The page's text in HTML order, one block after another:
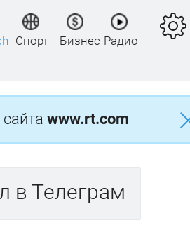
Бизнес Радио
www.rt.com
в Телеграм